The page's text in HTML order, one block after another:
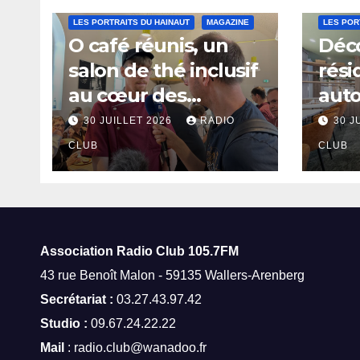
LES PORTRAITS DU HAINAUT MAGAZINE
O café réunis, un
salon de thé inclusif
au cœur des
thermes de Saint-
Amand-les-Eaux
30 JUILLET 2026 RADIO
CLUB
LES
à 30
CLUB
Association Radio Club 105.7FM
43 rue Benoît Malon - 59135 Wallers-Arenberg
Secrétariat : 03.27.43.97.42
Studio : 09.67.24.22.22
Mail : radio.club@wanadoo.fr